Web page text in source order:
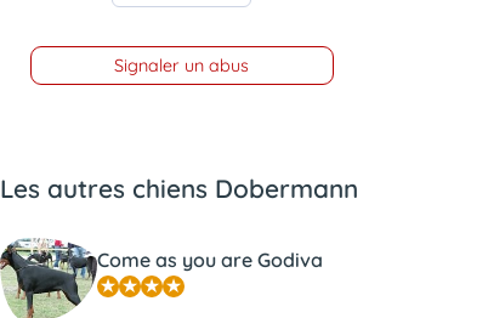
Signaler un abus
Les autres chiens Dobermann
Come as you are Godiva